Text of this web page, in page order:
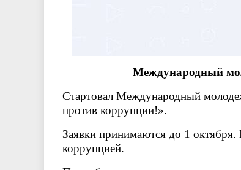
Международный
Стартовал Международный
против коррупции!».
Заявки принимаются до 1
коррупцией.